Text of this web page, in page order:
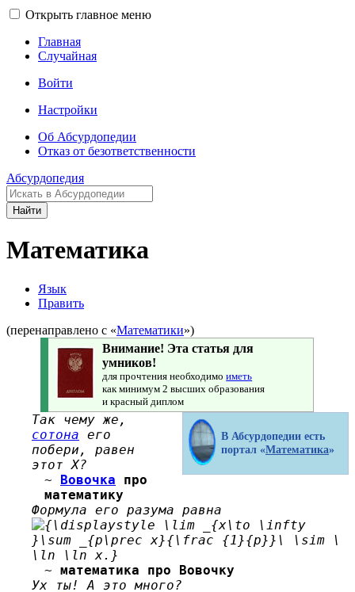
Открыть главное меню
Главная
Случайная
Войти
Настройки
Об Абсурдопедии
Отказ от безответственности
Абсурдопедия
Найти
Математика
Язык
Править
(перенаправлено с «Математики»)
Внимание! Эта статья для
умников!
для прочтения необходимоиметь
как минимум 2 высших образования
и красный диплом
В Абсурдопедии есть
портал «Математика»
Так чему же,
сотона его
побери, равен
этот X?
~ Вовочка про
математику
Формула его разума равна
~ математика про Вовочку
Ух ты! А это много?